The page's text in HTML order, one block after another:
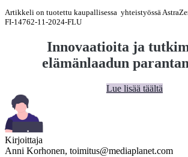
Artikkeli on tuotettu kaupallisessa yhteistyössä
FI-14762-11-2024-FLU
Innovaatioita ja
elämänlaadun
Lue lisää täältä
Kirjoittaja
Anni Korhonen, toimitus@mediaplanet.com